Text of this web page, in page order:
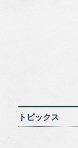
トピックス